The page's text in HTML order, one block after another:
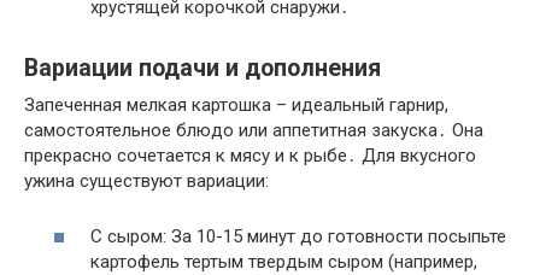
хрустящей корочкой снаружи․
Вариации подачи и дополнения
Запеченная мелкая картошка – идеальный гарнир,
самостоятельное блюдо или аппетитная закуска․ Она
прекрасно сочетается к мясу и к рыбе․ Для вкусного
ужина существуют вариации:
С сыром: За 10-15 минут до готовности посыпьте
картофель тертым твердым сыром (например,